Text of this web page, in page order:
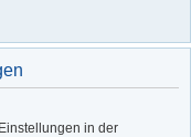
in der